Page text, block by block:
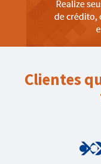
Clientes